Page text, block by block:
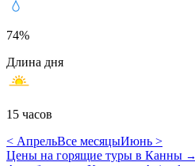
74%
Длина дня
15 часов
< АпрельВсе месяцыИюнь >
Цены на горящие туры в Канны →